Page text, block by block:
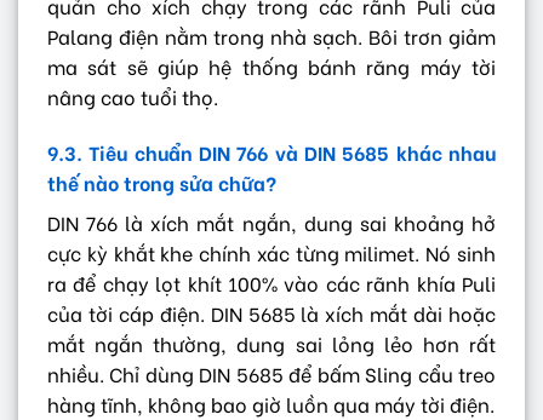
quản cho xích chạy trong các rãnh Puli của
Palang điện nằm trong nhà sạch. Bôi trơn giảm
ma sát sẽ giúp hệ thống bánh răng máy tời
nâng cao tuổi thọ.
9.3. Tiêu chuẩn DIN 766 và DIN 5685 khác nhau
thế nào trong sửa chữa?
DIN 766 là xích mắt ngắn, dung sai khoảng hở
cực kỳ khắt khe chính xác từng milimet. Nó sinh
ra để chạy lọt khít 100% vào các rãnh khía Puli
của tời cáp điện. DIN 5685 là xích mắt dài hoặc
mắt ngắn thường, dung sai lỏng lẻo hơn rất
nhiều. Chỉ dùng DIN 5685 để bấm Sling cẩu treo
hàng tĩnh, không bao giờ luồn qua máy tời điện.